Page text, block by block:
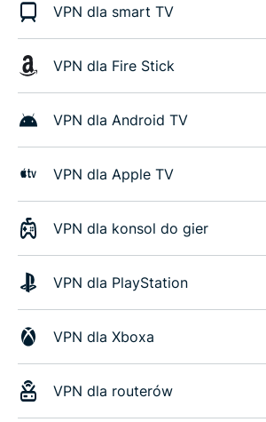
VPN dla smart TV
VPN dla Fire Stick
VPN dla Android TV
VPN dla Apple TV
VPN dla konsol do gier
VPN dla PlayStation
VPN dla Xboxa
VPN dla routerów